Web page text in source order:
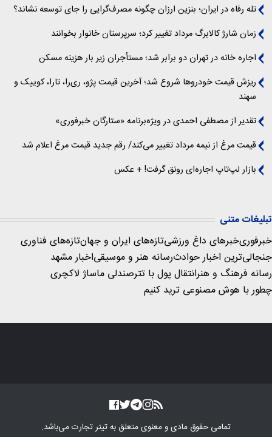
تله رفاه در ایران؛ بنزین ارزان چگونه مصرف‌گرایی را جای توسعه نشاند؟
زمان شارژ کالابرگ مرداد تغییر کرد؛ سرپرستان خانوار بخوانند
اجاره خانه در تهران دو برابر شد؛ مستأجران زیر بار هزینه مسکن
ریزش قیمت خودروها شروع شد؛ آخرین قیمت پژو، ری‌را، تارا، کوییک و
سهند
تقدیر از مصطفی احمدی در ویژه‌برنامه «ستارگان خبرفوری»
قیمت مرغ از نیمه مرداد تغییر می‌کند/ رقم جدید قیمت مرغ اعلام شد
بازار لپ‌تاپ اجاره‌ای رونق گرفت! + عکس
تبلیغات متنی
خبرفوریخبرهای داغ ورزشیتازه‌های ایران و جهانتازه‌های فناوری
جنجالی‌ترین اخبار حوادثرسانه هنر و موسیقیاخبار مشهد
رسانه فرهنگ و هنرانتقال پول با تترصندلی ماساژ لاکچری
چطور با هوش مصنوعی ترید کنیم
تمامی حقوق مادی و معنوی متعلق بهتیتر تجارتمی‌باشد.